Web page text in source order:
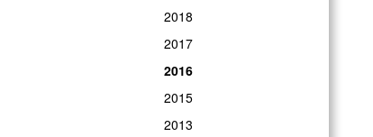
2018
2017
2016
2015
2013